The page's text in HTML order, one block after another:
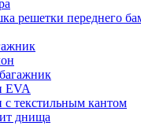
решетки переднего
EVA
с текстильным кантом
днища